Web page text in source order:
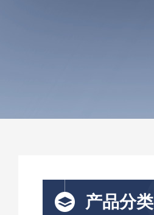
产品分类